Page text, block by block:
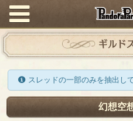
ギルド
スレッドの一部のみを抽出し
幻想空